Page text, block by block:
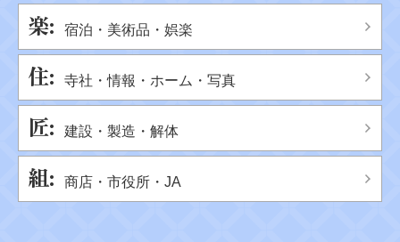
宿泊・美術品・娯楽
寺社・情報・ホーム・写真
建設・製造・解体
商店・市役所・JA